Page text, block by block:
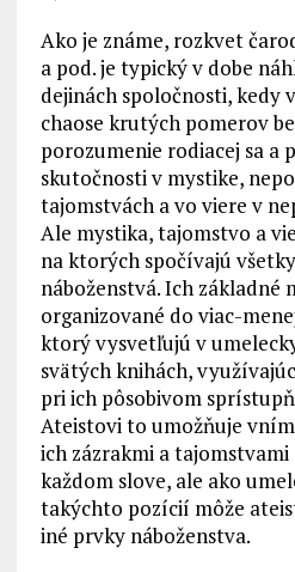
Ako je známe, rozkvet
a pod. je typický v dobe
dejinách spoločnosti, kedy
chaose krutých pomerov
porozumenie rodiacej sa a
skutočnosti v mystike,
tajomstvách a vo viere v
Ale mystika, tajomstvo a
na ktorých spočívajú
náboženstvá. Ich základné
organizované do viac-
ktorý vysvetľujú v
svätých knihách,
pri ich pôsobivom
Ateistovi to umožňuje
ich zázrakmi a
každom slove, ale ako
takýchto pozícií môže
iné prvky náboženstva.